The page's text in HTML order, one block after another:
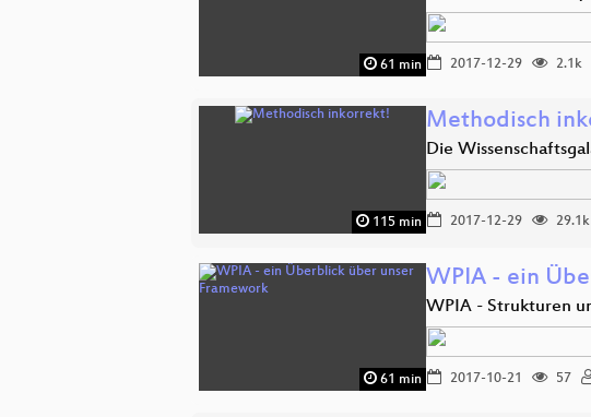
61 min 2017-12-29 2.1k
115 min
Methodisch
Die
2017-12-29 29.1k
61 min
WPIA - ein
WPIA - Strukturen
2017-10-21 57